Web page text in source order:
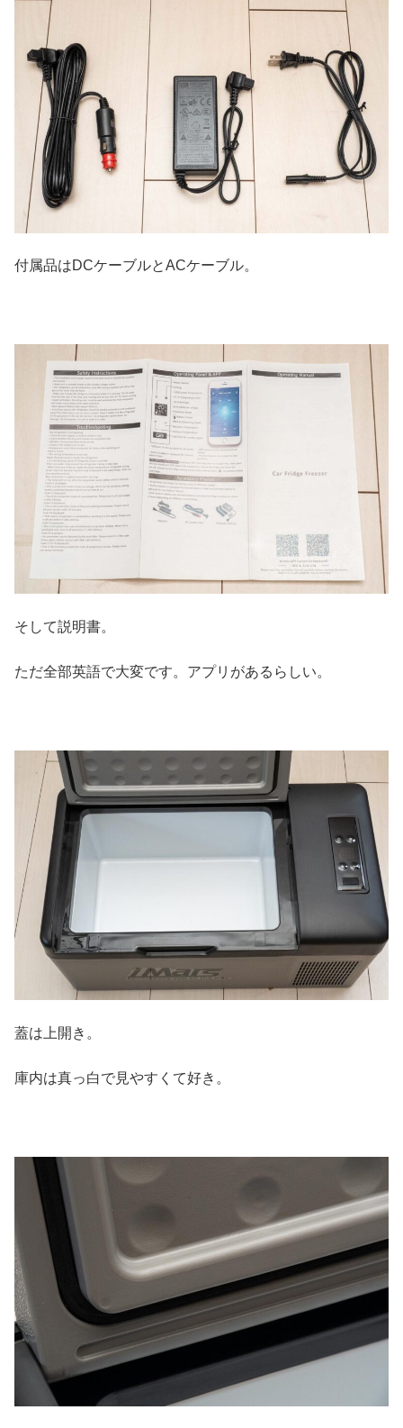
付属品はDCケーブルとACケーブル。
そして説明書。
ただ全部英語で大変です。アプリがあるらしい。
蓋は上開き。
庫内は真っ白で見やすくて好き。